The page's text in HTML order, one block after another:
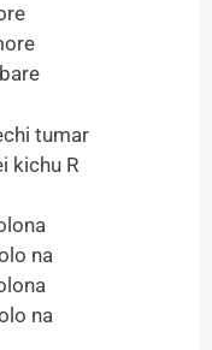
tumar
kichu R
na
na